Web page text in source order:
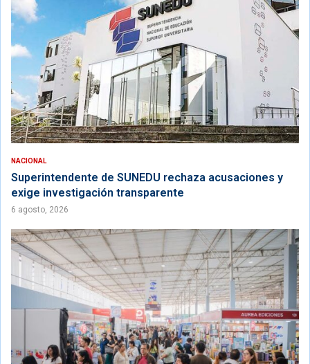
NACIONAL
Superintendente de SUNEDU rechaza acusaciones y
exige investigación transparente
6 agosto, 2026